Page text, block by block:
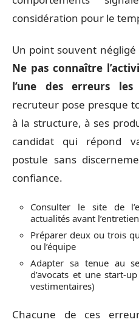
considération pour le
Un point souvent
Ne pas connaître
l’une des erreurs les
recruteur pose presque
à la structure, à ses
candidat qui répond
postule sans
confiance.
Consulter le site de
actualités avant l’entretien
Préparer deux ou trois
ou l’équipe
Adapter sa tenue au
d’avocats et une start-
vestimentaires)
Chacune de ces